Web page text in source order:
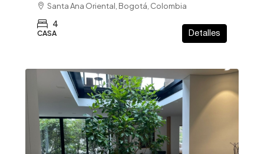
Santa Ana Oriental, Bogotá, Colombia
4
CASA Detalles